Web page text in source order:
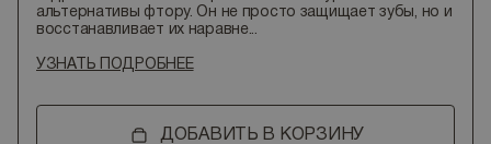
альтернативы фтору. Он не просто защищает зубы, но и
восстанавливает их наравне...
УЗНАТЬ ПОДРОБНЕЕ
ДОБАВИТЬ В КОРЗИНУ